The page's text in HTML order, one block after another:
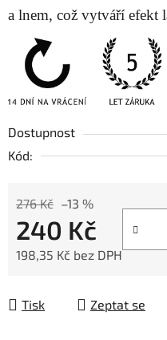
a lnem, což vytváří efekt
Dostupnost
Kód:
276 Kč –13 %
240 Kč
198,35 Kč bez DPH
Tisk Zeptat se